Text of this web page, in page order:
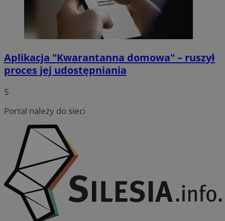
Aplikacja "Kwarantanna domowa" – ruszył
proces jej udostępniania
5
Portal należy do sieci